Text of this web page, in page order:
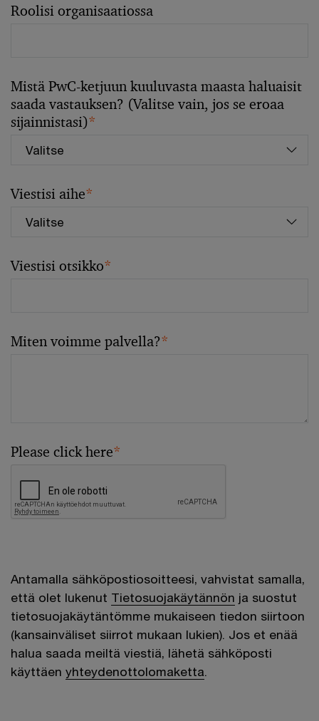
Roolisi organisaatiossa
Mistä PwC-ketjuun kuuluvasta maasta haluaisit
saada vastauksen? (Valitse vain, jos se eroaa
sijainnistasi)*
Viestisi aihe*
Viestisi otsikko*
Miten voimme palvella?*
Please click here*
Antamalla sähköpostiosoitteesi, vahvistat samalla,
että olet lukenut Tietosuojakäytännön ja suostut
tietosuojakäytäntömme mukaiseen tiedon siirtoon
(kansainväliset siirrot mukaan lukien). Jos et enää
halua saada meiltä viestiä, lähetä sähköposti
käyttäen yhteydenottolomaketta.